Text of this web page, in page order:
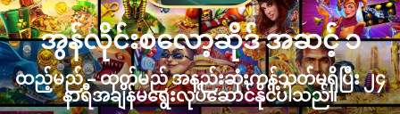
အွန်လိုင်းစလော့ဆိုဒ် အဆင့် ၁
ထည့်မည် – ထုတ်မည် အနည်းဆုံးကန့်သတ်မရှိပြီး ၂၄
နာရီအချိန်မရွေးလုပ်ဆောင်နိုင်ပါသည်။